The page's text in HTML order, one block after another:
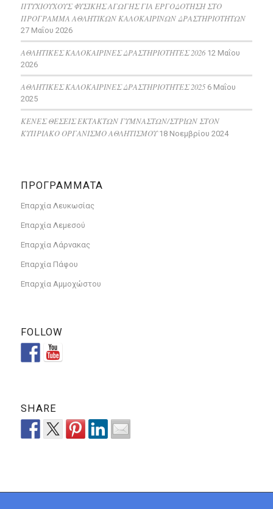
ΠΤΥΧΙΟΥΧΟΥΣ ΦΥΣΙΚΗΣ ΑΓΩΓΗΣ ΓΙΑ ΕΡΓΟΔΟΤΗΣΗ ΣΤΟ
ΠΡΟΓΡΑΜΜΑ ΑΘΛΗΤΙΚΩΝ ΚΑΛΟΚΑΙΡΙΝΩΝ ΔΡΑΣΤΗΡΙΟΤΗΤΩΝ
27 Μαΐου 2026
ΑΘΛΗΤΙΚΕΣ ΚΑΛΟΚΑΙΡΙΝΕΣ ΔΡΑΣΤΗΡΙΟΤΗΤΕΣ 2026 12 Μαΐου
2026
ΑΘΛΗΤΙΚΕΣ ΚΑΛΟΚΑΙΡΙΝΕΣ ΔΡΑΣΤΗΡΙΟΤΗΤΕΣ 2025 6 Μαΐου
2025
ΚΕΝΕΣ ΘΕΣΕΙΣ ΕΚΤΑΚΤΩΝ ΓΥΜΝΑΣΤΩΝ/ΣΤΡΙΩΝ ΣΤΟΝ
ΚΥΠΡΙΑΚΟ ΟΡΓΑΝΙΣΜΟ ΑΘΛΗΤΙΣΜΟΥ 18 Νοεμβρίου 2024
ΠΡΟΓΡΑΜΜΑΤΑ
Επαρχία Λευκωσίας
Επαρχία Λεμεσού
Επαρχία Λάρνακας
Επαρχία Πάφου
Επαρχία Αμμοχώστου
FOLLOW
SHARE